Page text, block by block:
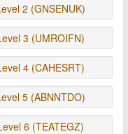
2 (GNSENUK)
3 (UMROIFN)
4 (CAHESRT)
5 (ABNNTDO)
6 (TEATEGZ)